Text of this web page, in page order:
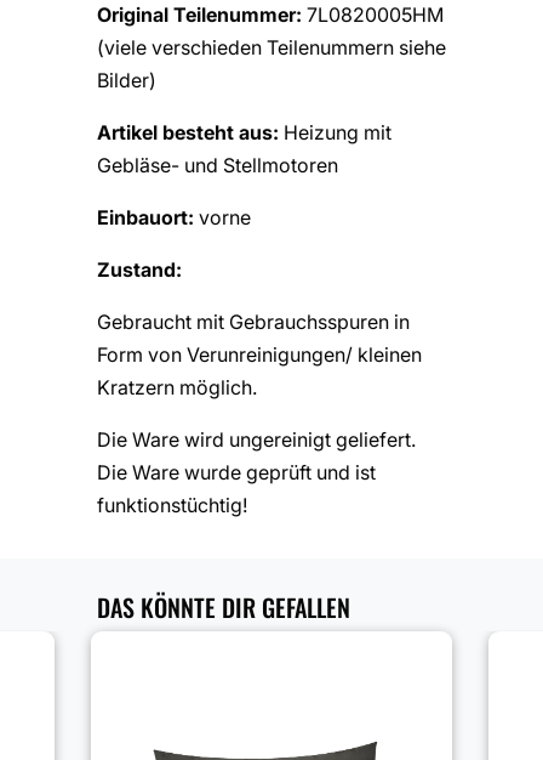
Original Teilenummer: 7L0820005HM
(viele verschieden Teilenummern siehe
Bilder)
Artikel besteht aus: Heizung mit
Gebläse- und Stellmotoren
Einbauort: vorne
Zustand:
Gebraucht mit Gebrauchsspuren in
Form von Verunreinigungen/ kleinen
Kratzern möglich.
Die Ware wird ungereinigt geliefert.
Die Ware wurde geprüft und ist
funktionstüchtig!
DAS KÖNNTE DIR GEFALLEN